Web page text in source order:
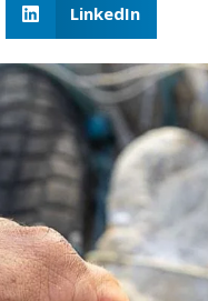
LinkedIn